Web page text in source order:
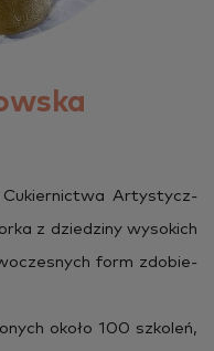
Cu­kier­nic­twa Ar­ty­stycz­
z dzie­dzi­ny wy­so­kich
form zdo­bie­
około 100 szko­leń,